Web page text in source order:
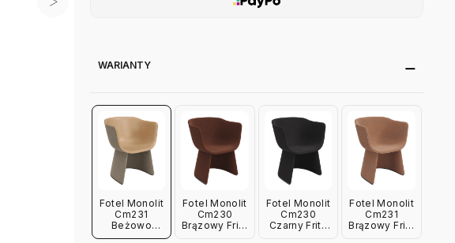
WARIANTY
Fotel Monolit
Cm231
Beżowo
Naturalny
Fotel Monolit
Cm230
Brązowy Fritz
Fotel Monolit
Cm230
Czarny Fritz
Fotel Monolit
Cm231
Brązowy Fritz